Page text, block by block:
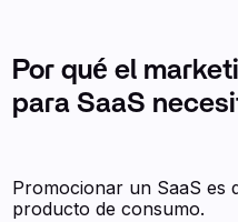
Por qué el
para SaaS
Promocionar un SaaS es
producto de consumo.